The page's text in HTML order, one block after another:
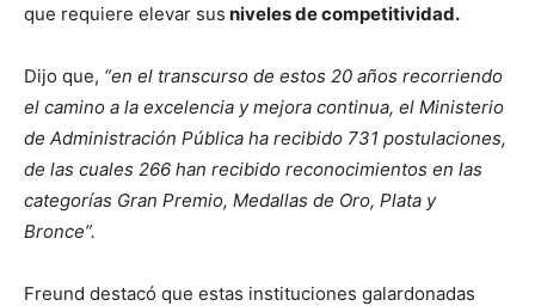
que requiere elevar sus niveles de competitividad.
Dijo que, “en el transcurso de estos 20 años recorriendo
el camino a la excelencia y mejora continua, el Ministerio
de Administración Pública ha recibido 731 postulaciones,
de las cuales 266 han recibido reconocimientos en las
categorías Gran Premio, Medallas de Oro, Plata y
Bronce”.
Freund destacó que estas instituciones galardonadas